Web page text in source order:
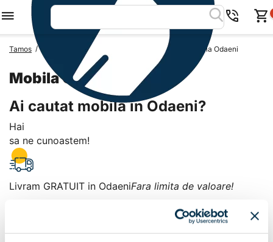
Tamos / Mobila Romania Mobila Judetul Arges Mobila Odaeni
Mobila Odaeni
Ai cautat mobila in Odaeni?
Hai
sa ne cunoastem!
Livram GRATUIT in OdaeniFara limita de valoare!